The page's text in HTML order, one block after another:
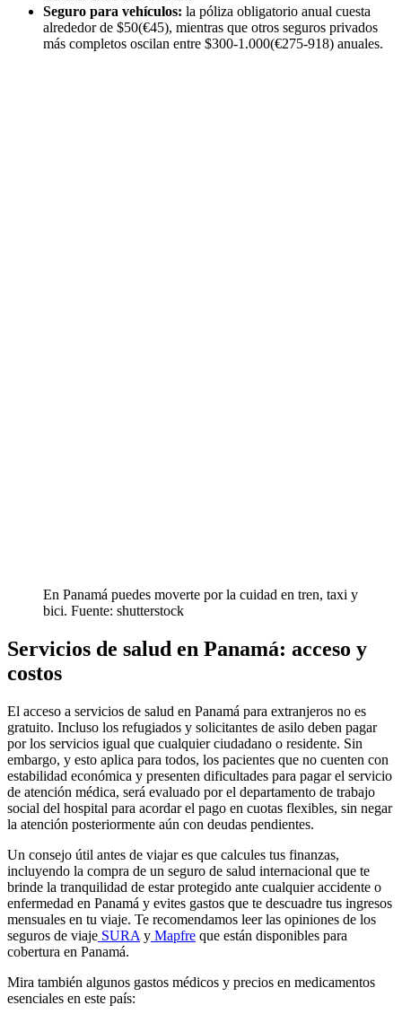
Seguro para vehículos: la póliza obligatorio anual cuesta
alrededor de $50(€45), mientras que otros seguros privados
más completos oscilan entre $300-1.000(€275-918) anuales.
En Panamá puedes moverte por la cuidad en tren, taxi y
bici. Fuente: shutterstock
Servicios de salud en Panamá: acceso y
costos
El acceso a servicios de salud en Panamá para extranjeros no es
gratuito. Incluso los refugiados y solicitantes de asilo deben pagar
por los servicios igual que cualquier ciudadano o residente. Sin
embargo, y esto aplica para todos, los pacientes que no cuenten con
estabilidad económica y presenten dificultades para pagar el servicio
de atención médica, será evaluado por el departamento de trabajo
social del hospital para acordar el pago en cuotas flexibles, sin negar
la atención posteriormente aún con deudas pendientes.
Un consejo útil antes de viajar es que calcules tus finanzas,
incluyendo la compra de un seguro de salud internacional que te
brinde la tranquilidad de estar protegido ante cualquier accidente o
enfermedad en Panamá y evites gastos que te descuadre tus ingresos
mensuales en tu viaje. Te recomendamos leer las opiniones de los
seguros de viaje SURA y Mapfre que están disponibles para
cobertura en Panamá.
Mira también algunos gastos médicos y precios en medicamentos
esenciales en este país: